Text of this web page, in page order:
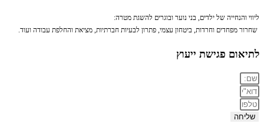
ליווי והנחייה של ילדים, בני נוער ובוגרים להשגת מטרה:
שחרור מפחדים וחרדות, ביטחון עצמי, פתרון לבעיות חברתיות, מציאת והחלפת עבודה ועוד.
לתיאום פגישת ייעוץ
שליחה